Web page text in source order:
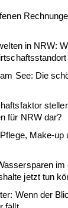
in NRW:
See: Die
für NRW dar?
Make-up
im
jetzt tun
Wenn der